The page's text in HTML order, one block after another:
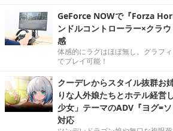
GeForce NOWで『Forza
ンドルコントローラー×クラ
感
体感的にラグはほぼ無し。グラフ
でプレイ可能！
クーデレからスタイル抜群お
りな人外娘たちとホテル経営
少女」テーマのADV『ヨグ=
対応